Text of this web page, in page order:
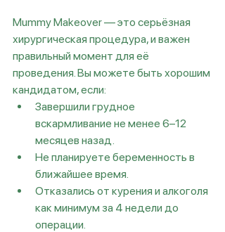
Mummy Makeover — это серьёзная
хирургическая процедура, и важен
правильный момент для её
проведения. Вы можете быть хорошим
кандидатом, если:
Завершили грудное
вскармливание не менее 6–12
месяцев назад.
Не планируете беременность в
ближайшее время.
Отказались от курения и алкоголя
как минимум за 4 недели до
операции.